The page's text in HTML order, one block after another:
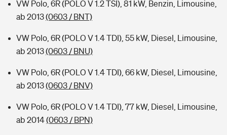
VW Polo, 6R (POLO V 1.2 TSI), 81 kW, Benzin, Limousine,
ab 2013(0603 / BNT)
VW Polo, 6R (POLO V 1.4 TDI), 55 kW, Diesel, Limousine,
ab 2013(0603 / BNU)
VW Polo, 6R (POLO V 1.4 TDI), 66 kW, Diesel, Limousine,
ab 2013(0603 / BNV)
VW Polo, 6R (POLO V 1.4 TDI), 77 kW, Diesel, Limousine,
ab 2014(0603 / BPN)